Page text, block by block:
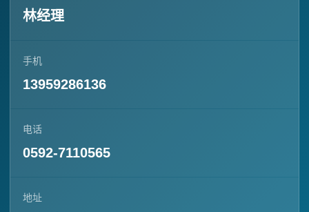
林经理
手机
13959286136
电话
0592-7110565
地址